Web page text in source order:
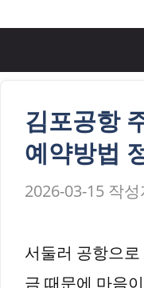
츠
김포공항
예약방법
2026-03-15 작성
서둘러 공항으
금 때문에 마음